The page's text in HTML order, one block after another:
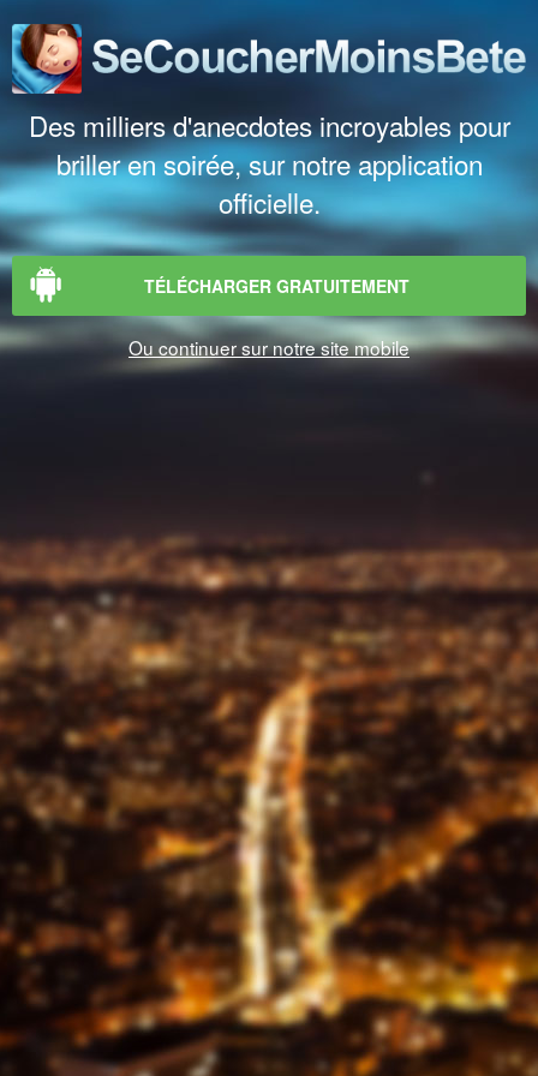
Des milliers d'anecdotes incroyables pour
briller en soirée, sur notre application
officielle.
TÉLÉCHARGER GRATUITEMENT
Ou continuer sur notre site mobile